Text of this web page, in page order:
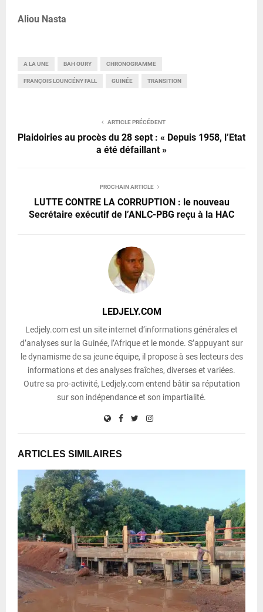
Aliou Nasta
A LA UNE BAH OURY CHRONOGRAMME
FRANÇOIS LOUNCÉNY FALL GUINÉE TRANSITION
ARTICLE PRÉCÉDENT
Plaidoiries au procès du 28 sept : « Depuis 1958, l’Etat
a été défaillant »
PROCHAIN ARTICLE
LUTTE CONTRE LA CORRUPTION : le nouveau
Secrétaire exécutif de l’ANLC-PBG reçu à la HAC
LEDJELY.COM
Ledjely.com est un site internet d’informations générales et
d’analyses sur la Guinée, l’Afrique et le monde. S’appuyant sur
le dynamisme de sa jeune équipe, il propose à ses lecteurs des
informations et des analyses fraîches, diverses et variées.
Outre sa pro-activité, Ledjely.com entend bâtir sa réputation
sur son indépendance et son impartialité.
ARTICLES SIMILAIRES